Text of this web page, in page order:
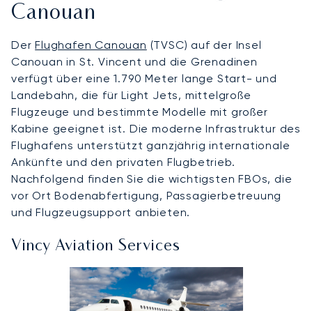
Canouan
DerFlughafen Canouan (TVSC) auf der Insel
Canouan in St. Vincent und die Grenadinen
verfügt über eine 1.790 Meter lange Start- und
Landebahn, die für Light Jets, mittelgroße
Flugzeuge und bestimmte Modelle mit großer
Kabine geeignet ist. Die moderne Infrastruktur des
Flughafens unterstützt ganzjährig internationale
Ankünfte und den privaten Flugbetrieb.
Nachfolgend finden Sie die wichtigsten FBOs, die
vor Ort Bodenabfertigung, Passagierbetreuung
und Flugzeugsupport anbieten.
Vincy Aviation Services